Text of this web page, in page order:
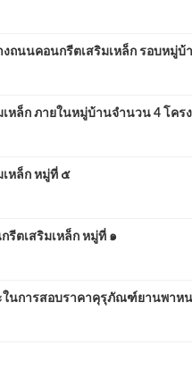
ถนนคอนกรีตเสริมเหล็ก รอบหมู่บ้
หล็ก ภายในหมู่บ้านจำนวน 4 โคร
หล็ก หมู่ที่ ๕
รีตเสริมเหล็ก หมู่ที่ ๑
นการสอบราคาคุรุภัณฑ์ยานพาห